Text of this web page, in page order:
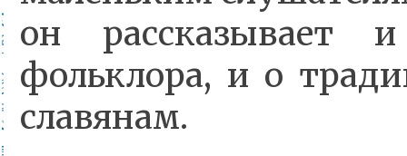
он рассказывает
фольклора, и о
славянам.